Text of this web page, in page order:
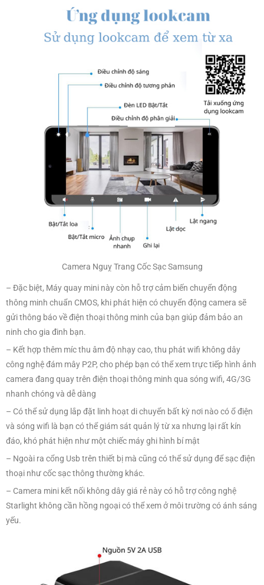
Camera Nguỵ Trang Cốc Sạc Samsung
– Đặc biệt, Máy quay mini này còn hỗ trợ cảm biến chuyển động
thông minh chuẩn CMOS, khi phát hiện có chuyển động camera sẽ
gửi thông báo về điện thoại thông minh của bạn giúp đảm bảo an
công nghệ đám mây P2P, cho phép bạn có thể xem trực tiếp hình ảnh
camera đang quay trên điện thoại thông minh qua sóng wifi, 4G/3G
nhanh chóng và dễ dàng
– Có thể sử dụng lắp đặt linh hoạt di chuyển bất kỳ nơi nào có ổ điện
và sóng wifi là bạn có thể giám sát quản lý từ xa nhưng lại rất kín
đáo, khó phát hiện như một chiếc máy ghi hình bí mật
– Ngoài ra cổng Usb trên thiết bị mà cũng có thể sử dụng để sạc điện
thoại như cốc sạc thông thường khác.
– Camera mini kết nối không dây giá rẻ này có hỗ trợ công nghệ
Starlight không cần hồng ngoại có thể xem ở môi trường có ánh sáng
yếu.